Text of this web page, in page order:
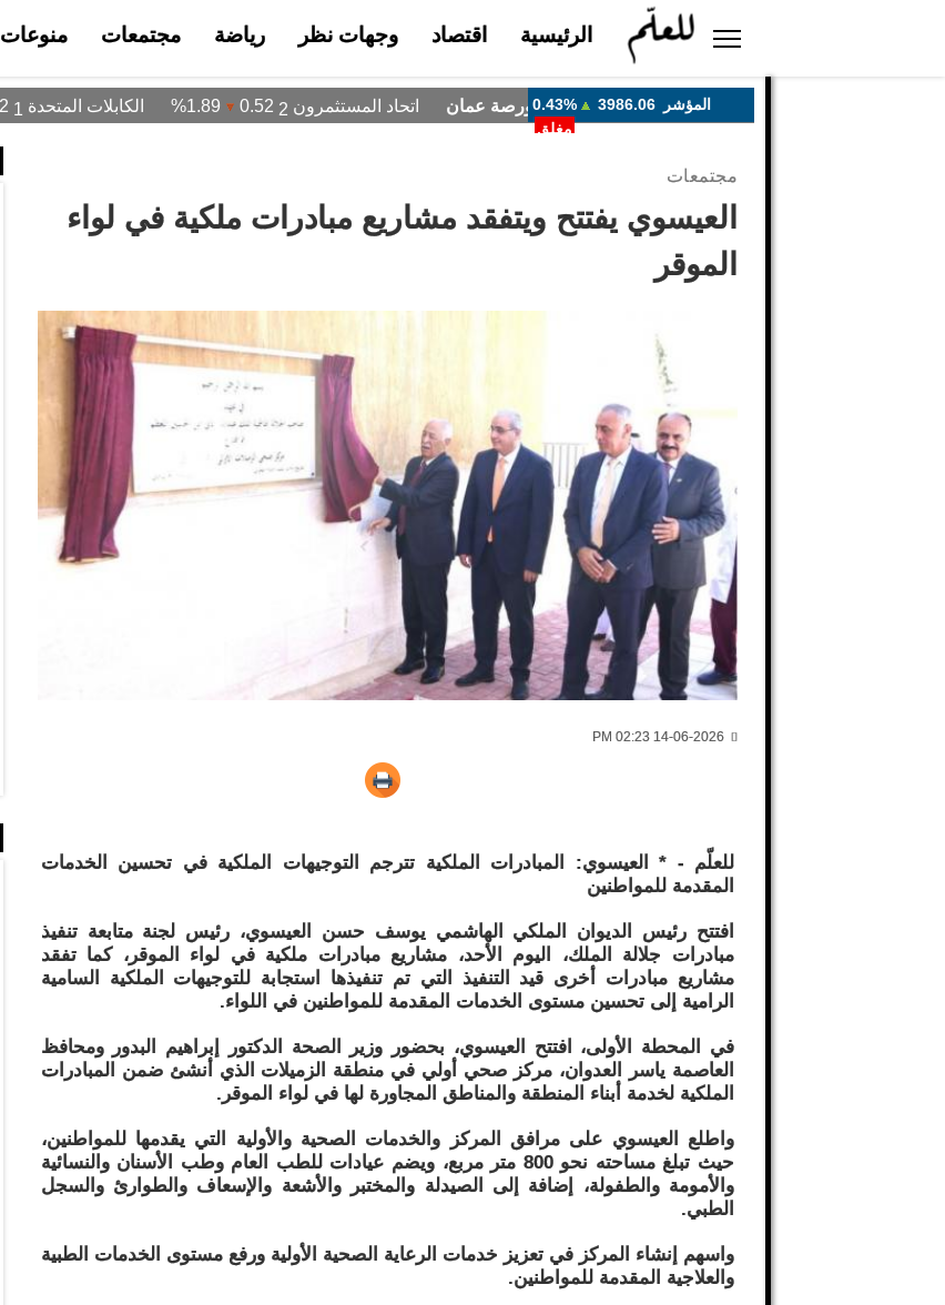
الرئيسية اقتصاد وجهات نظر رياضة مجتمعات منوعات
مجتمعات
العيسوي يفتتح ويتفقد مشاريع مبادرات ملكية في لواء
الموقر
للعلّم - * العيسوي: المبادرات الملكية تترجم التوجيهات الملكية في تحسين الخدمات
المقدمة للمواطنين
افتتح رئيس الديوان الملكي الهاشمي يوسف حسن العيسوي، رئيس لجنة متابعة تنفيذ
مبادرات جلالة الملك، اليوم الأحد، مشاريع مبادرات ملكية في لواء الموقر، كما تفقد
مشاريع مبادرات أخرى قيد التنفيذ التي تم تنفيذها استجابة للتوجيهات الملكية السامية
الرامية إلى تحسين مستوى الخدمات المقدمة للمواطنين في اللواء.
في المحطة الأولى، افتتح العيسوي، بحضور وزير الصحة الدكتور إبراهيم البدور ومحافظ
العاصمة ياسر العدوان، مركز صحي أولي في منطقة الزميلات الذي أنشئ ضمن المبادرات
الملكية لخدمة أبناء المنطقة والمناطق المجاورة لها في لواء الموقر.
واطلع العيسوي على مرافق المركز والخدمات الصحية والأولية التي يقدمها للمواطنين،
حيث تبلغ مساحته نحو 800 متر مربع، ويضم عيادات للطب العام وطب الأسنان والنسائية
والأمومة والطفولة، إضافة إلى الصيدلة والمختبر والأشعة والإسعاف والطوارئ والسجل
الطبي.
واسهم إنشاء المركز في تعزيز خدمات الرعاية الصحية الأولية ورفع مستوى الخدمات الطبية
والعلاجية المقدمة للمواطنين.